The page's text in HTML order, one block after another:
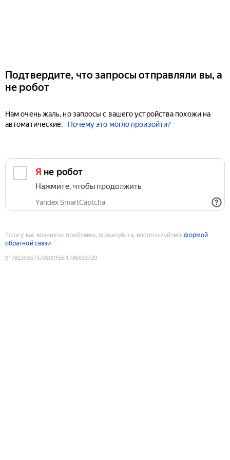
Подтвердите, что запросы отправляли вы, а
не робот
Нам очень жаль, но запросы с вашего устройства похожи на
автоматические.
Почему это могло произойти?
Я не робот
Нажмите, чтобы продолжить
Yandex SmartCaptcha
Если у вас возникли проблемы, пожалуйста, воспользуйтесьформой
обратной связи
9178230857370899156:1786033739